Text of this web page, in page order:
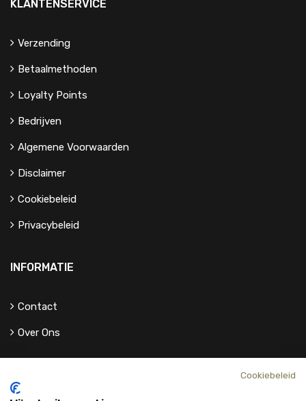
KLANTENSERVICE
Verzending
Betaalmethoden
Loyalty Points
Bedrijven
Algemene Voorwaarden
Disclaimer
Cookiebeleid
Privacybeleid
INFORMATIE
Contact
Over Ons
Cookiebeleid